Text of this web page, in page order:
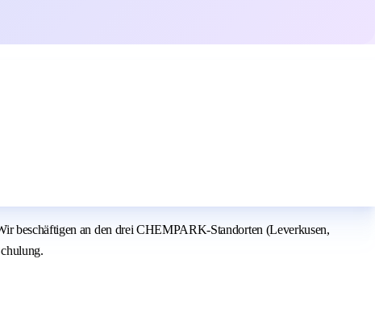
beschäftigen an den drei CHEMPARK-Standorten (Leverkusen,